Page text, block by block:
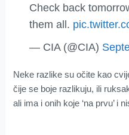
Check back
them all.
— CIA (@CIA)
Neke razlike su očite kao
čije se boje razlikuju, ili
ali ima i onih koje ‘na prvu’ i